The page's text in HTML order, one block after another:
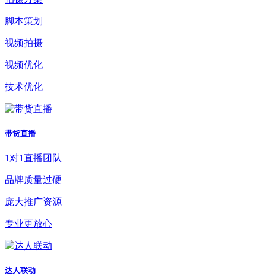
脚本策划
视频拍摄
视频优化
技术优化
带货直播
1对1直播团队
品牌质量过硬
庞大推广资源
专业更放心
达人联动